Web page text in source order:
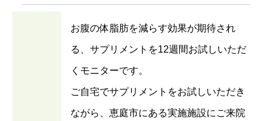
お腹の体脂肪を減らす効果が期待され
る、サプリメントを12週間お試しいただ
くモニターです。
ご自宅でサプリメントをお試しいただき
ながら、恵庭市にある実施施設にご来院